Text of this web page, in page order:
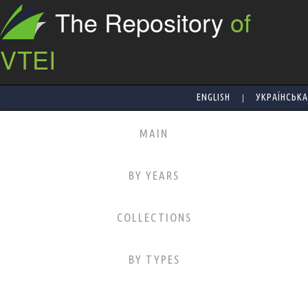
The Repository of
VTEI
ENGLISH | УКРАЇНСЬКА
MAIN
BY YEARS
COLLECTIONS
BY TYPES